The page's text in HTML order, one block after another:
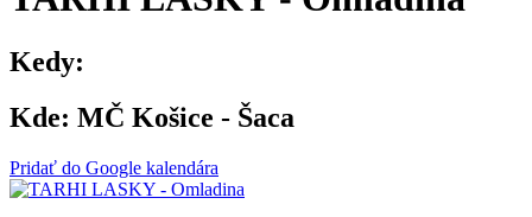
Kedy:
Kde: MČ Košice - Šaca
Pridať do Google kalendára